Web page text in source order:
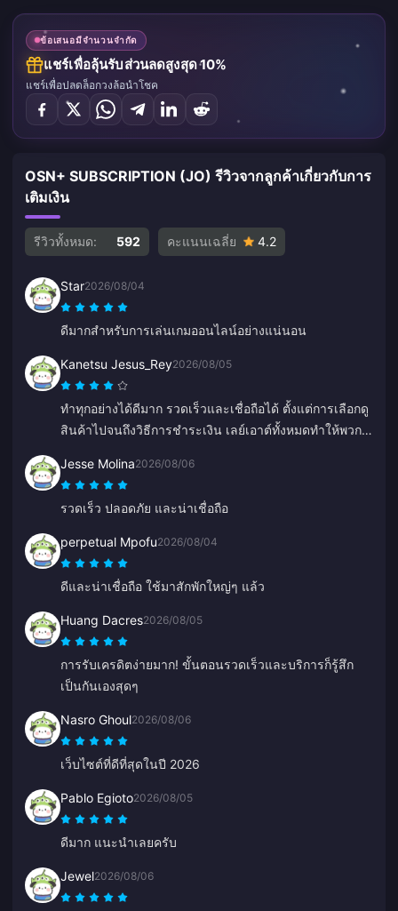
ข้อเสนอมีจำนวนจำกัด
แชร์เพื่อลุ้นรับส่วนลดสูงสุด 10%
แชร์เพื่อปลดล็อกวงล้อนำโชค
OSN+ SUBSCRIPTION (JO) รีวิวจากลูกค้าเกี่ยวกับการ
เติมเงิน
รีวิวทั้งหมด: 592 คะแนนเฉลี่ย 4.2
Star2026/08/04
ดีมากสำหรับการเล่นเกมออนไลน์อย่างแน่นอน
Kanetsu Jesus_Rey2026/08/05
ทำทุกอย่างได้ดีมาก รวดเร็วและเชื่อถือได้ ตั้งแต่การเลือกดู
สินค้าไปจนถึงวิธีการชำระเงิน เลย์เอาต์ทั้งหมดทำให้พวก
เยอะเลย
Jesse Molina2026/08/06
รวดเร็ว ปลอดภัย และน่าเชื่อถือ
perpetual Mpofu2026/08/04
ดีและน่าเชื่อถือ ใช้มาสักพักใหญ่ๆ แล้ว
Huang Dacres2026/08/05
การรับเครดิตง่ายมาก! ขั้นตอนรวดเร็วและบริการก็รู้สึก
เป็นกันเองสุดๆ
Nasro Ghoul2026/08/06
เว็บไซต์ที่ดีที่สุดในปี 2026
Pablo Egioto2026/08/05
ดีมาก แนะนำเลยครับ
Jewel2026/08/06